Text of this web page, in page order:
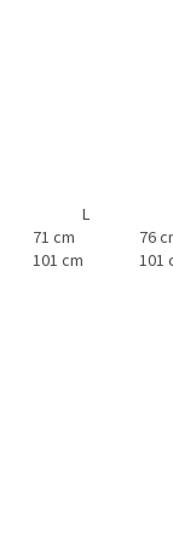
L
71 cm
76
101 cm 101